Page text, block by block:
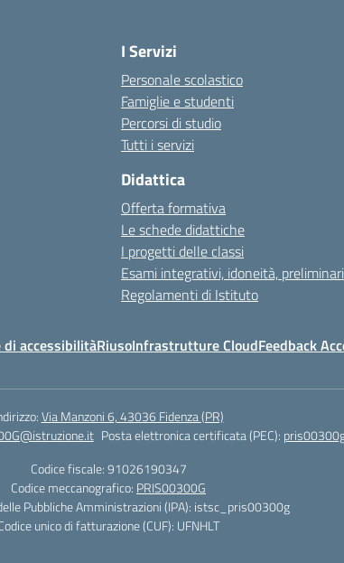
I Servizi
Personale scolastico
Famiglie e studenti
Percorsi di studio
Tutti i servizi
Didattica
Offerta formativa
Le schede didattiche
I progetti delle classi
Esami integrativi, idoneità, preliminari
Regolamenti di Istituto
di accessibilitàRiusoInfrastrutture CloudFeedback
Via Manzoni 6, 43036 Fidenza (PR)
Posta elettronica certificata (PEC):
Codice fiscale: 91026190347
Codice meccanografico: PRIS00300G
Pubbliche Amministrazioni (IPA): istsc_pris00300g
unico di fatturazione (CUF): UFNHLT